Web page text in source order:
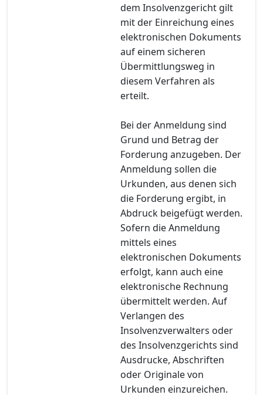
dem Insolvenzgericht gilt
mit der Einreichung eines
elektronischen Dokuments
auf einem sicheren
Übermittlungsweg in
diesem Verfahren als
erteilt.
Bei der Anmeldung sind
Grund und Betrag der
Forderung anzugeben. Der
Anmeldung sollen die
Urkunden, aus denen sich
die Forderung ergibt, in
Abdruck beigefügt werden.
Sofern die Anmeldung
mittels eines
elektronischen Dokuments
erfolgt, kann auch eine
elektronische Rechnung
übermittelt werden. Auf
Verlangen des
Insolvenzverwalters oder
des Insolvenzgerichts sind
Ausdrucke, Abschriften
oder Originale von
Urkunden einzureichen.